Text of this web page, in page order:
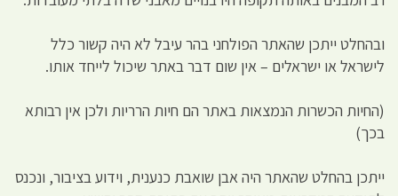
ובהחלט ייתכן שהאתר הפולחני בהר עיבל לא היה קשור כלל
לישראל או ישראלים – אין שום דבר באתר שיכול לייחד אותו.
(החיות הכשרות הנמצאות באתר הם חיות הרריות ולכן אין רבותא
בכך)
ייתכן בהחלט שהאתר היה אבן שואבת כנענית, וידוע בציבור, ונכנס